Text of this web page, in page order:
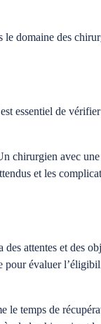
le domaine des
essentiel de
chirurgien avec
et les
attentes et des
pour évaluer
le temps de